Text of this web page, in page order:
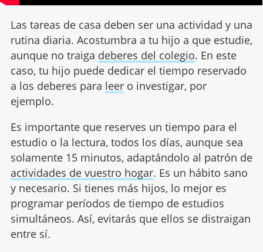
Las tareas de casa deben ser una actividad y una
rutina diaria. Acostumbra a tu hijo a que estudie,
aunque no traiga deberes del colegio. En este
caso, tu hijo puede dedicar el tiempo reservado
a los deberes para leero investigar, por
ejemplo.
Es importante que reserves un tiempo para el
estudio o la lectura, todos los días, aunque sea
solamente 15 minutos, adaptándolo al patrón de
actividades de vuestro hogar. Es un hábito sano
y necesario. Si tienes más hijos, lo mejor es
programar períodos de tiempo de estudios
simultáneos. Así, evitarás que ellos se distraigan
entre sí.